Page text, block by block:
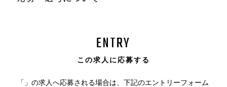
ENTRY
この求人に応募する
「 」の求人へ応募される場合は、下記のエントリーフォーム